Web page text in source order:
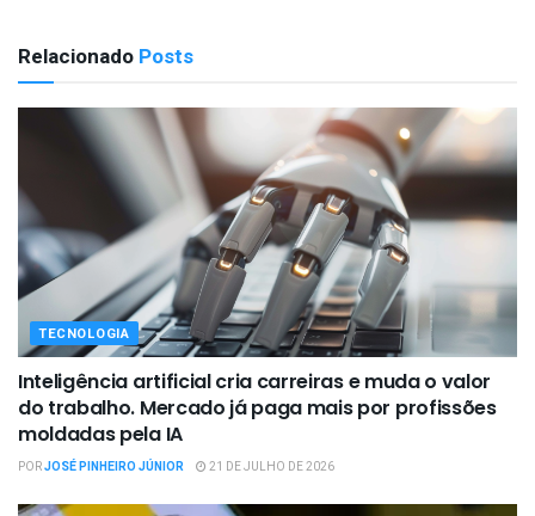
Relacionado Posts
TECNOLOGIA
Inteligência artificial cria carreiras e muda o valor
do trabalho. Mercado já paga mais por profissões
moldadas pela IA
PORJOSÉ PINHEIRO JÚNIOR 21 DE JULHO DE 2026